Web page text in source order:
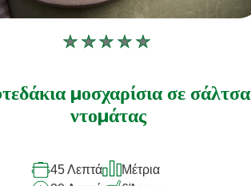
Δεν
αξιολογήσεις
για
recipe
μοσχαρίσια σε σάλτσα
ντομάτας
45 Λεπτά
Μέτρια